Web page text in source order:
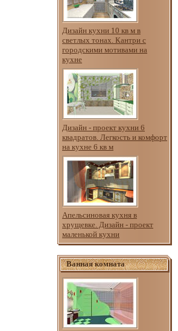
Дизайн кухни 10 кв м в
светлых тонах. Кантри с
городскими мотивами на
кухне
Дизайн - проект кухни 6
квадратов. Легкость и комфорт
на кухне 6 кв м
Апельсиновая кухня в
хрущевке. Дизайн - проект
маленькой кухни
Ванная комната